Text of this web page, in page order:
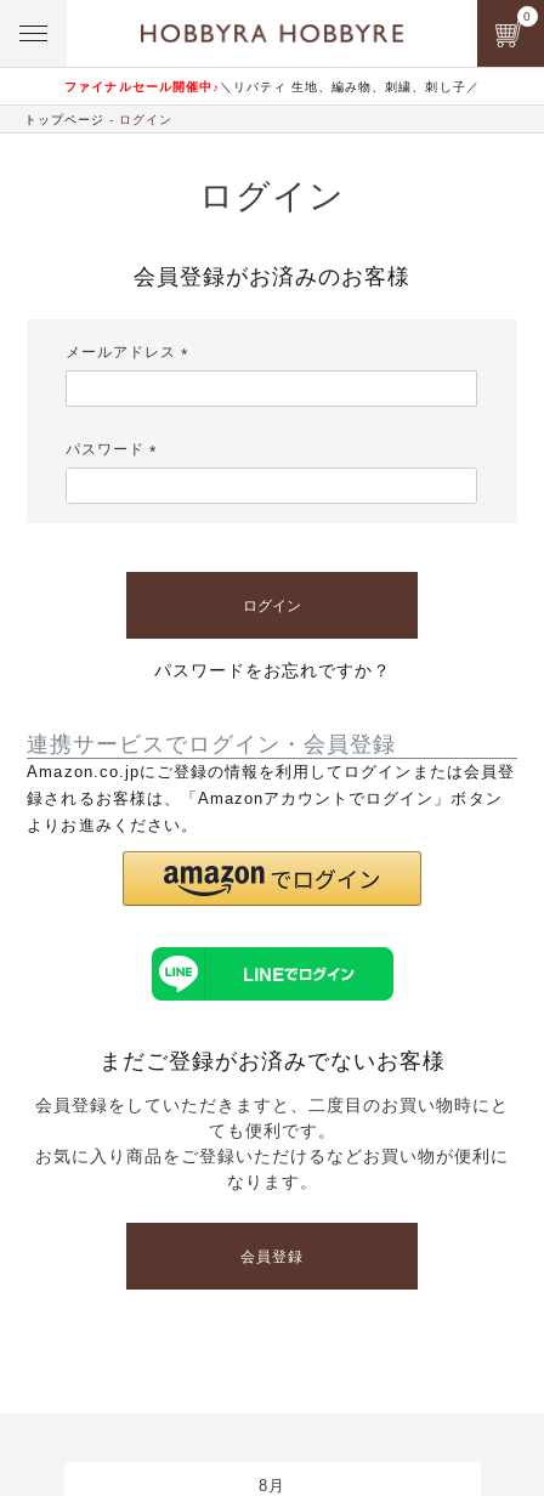
ファイナルセール開催中♪ ＼リバティ 生地、編み物、刺繍、刺し子／
0
トップページ ログイン
ログイン
会員登録がお済みのお客様
メールアドレス
パスワード
ログイン
パスワードをお忘れですか？
連携サービスでログイン・会員登録
Amazon.co.jpにご登録の情報を利用してログインまたは会員登
録されるお客様は、「Amazonアカウントでログイン」ボタン
よりお進みください。
まだご登録がお済みでないお客様
会員登録をしていただきますと、二度目のお買い物時にと
ても便利です。
お気に入り商品をご登録いただけるなどお買い物が便利に
なります。
会員登録
8月